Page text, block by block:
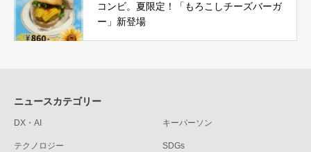
コンビ。夏限定！「もろこしチーズバーガ
ー」新登場
ニュースカテゴリー
DX・AI キーパーソン
テクノロジー SDGs